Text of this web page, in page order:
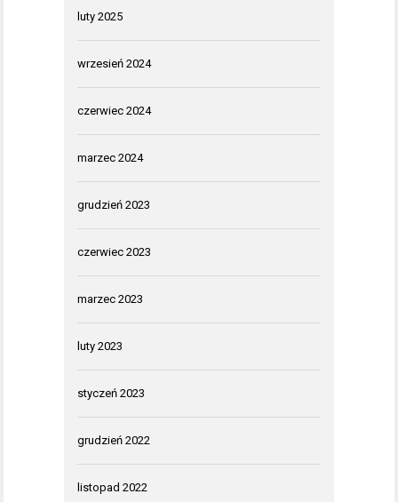
luty 2025
wrzesień 2024
czerwiec 2024
marzec 2024
grudzień 2023
czerwiec 2023
marzec 2023
luty 2023
styczeń 2023
grudzień 2022
listopad 2022